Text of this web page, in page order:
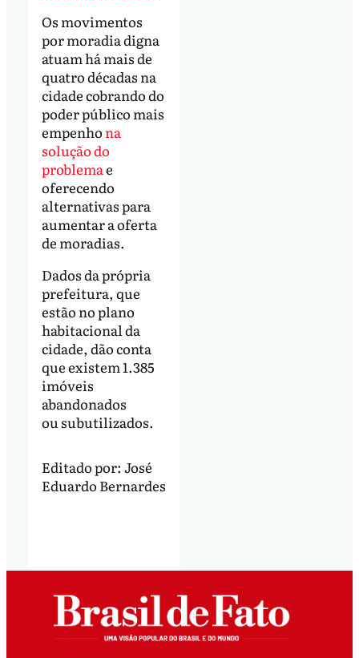
Os movimentos
por moradia digna
atuam há mais de
quatro décadas na
cidade cobrando do
poder público mais
empenho na
solução do
problemae
oferecendo
alternativas para
aumentar a oferta
de moradias.
Dados da própria
prefeitura, que
estão no plano
habitacional da
cidade, dão conta
que existem 1.385
imóveis
abandonados
ou subutilizados.
Editado por: José
Eduardo Bernardes